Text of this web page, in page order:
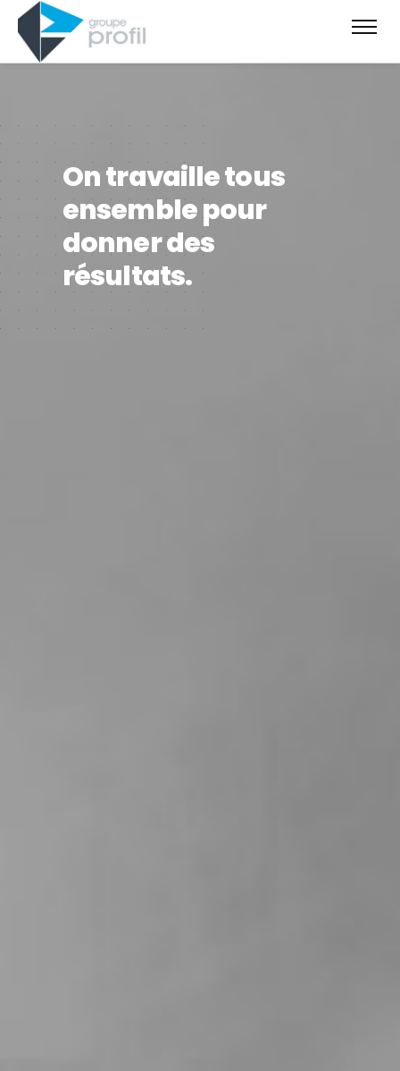
On travaille tous
ensemble pour
donner des
résultats.